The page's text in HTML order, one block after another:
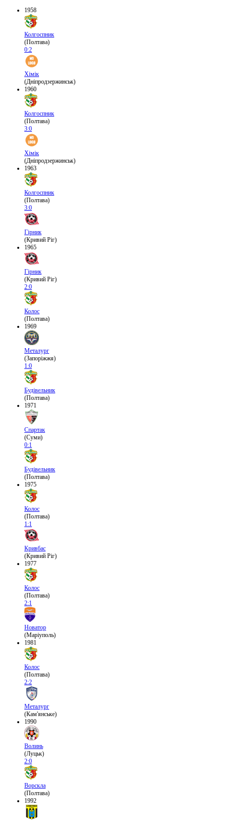
1958
Колгоспник
(Полтава)
0:2
Хімік
(Дніпродзержинськ)
1960
Колгоспник
(Полтава)
3:0
Хімік
(Дніпродзержинськ)
1963
Колгоспник
(Полтава)
3:0
Гірник
(Кривий Ріг)
1965
Гірник
(Кривий Ріг)
2:0
Колос
(Полтава)
1969
Металург
(Запоріжжя)
1:0
Будівельник
(Полтава)
1971
Спартак
(Суми)
0:1
Будівельник
(Полтава)
1975
Колос
(Полтава)
1:1
Кривбас
(Кривий Ріг)
1977
Колос
(Полтава)
2:1
Новатор
(Маріуполь)
1981
Колос
(Полтава)
2:2
Металург
(Кам'янське)
1990
Волинь
(Луцьк)
2:0
Ворскла
(Полтава)
1992